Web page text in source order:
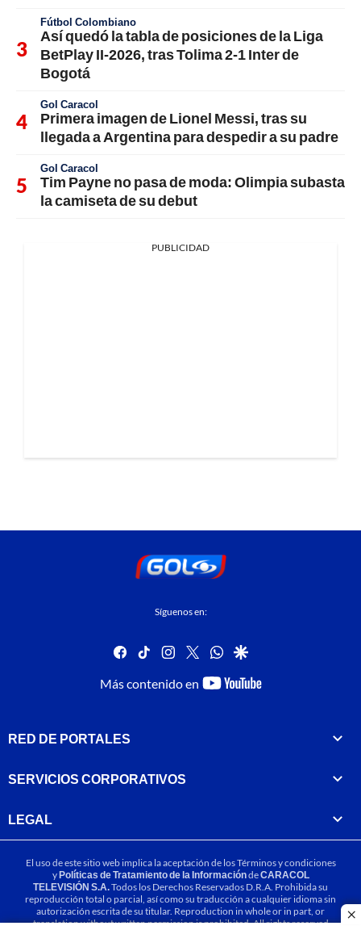
Fútbol Colombiano
Así quedó la tabla de posiciones de la Liga
BetPlay II-2026, tras Tolima 2-1 Inter de
Bogotá
Gol Caracol
Primera imagen de Lionel Messi, tras su
llegada a Argentina para despedir a su padre
Gol Caracol
Tim Payne no pasa de moda: Olimpia subasta
la camiseta de su debut
PUBLICIDAD
Síguenos en:
facebook
tiktok instagram
twitterwhatsapp
google
Más contenido en
youtube-
RED DE PORTALES
SERVICIOS CORPORATIVOS
LEGAL
El uso de este sitio web implica la aceptación de losTérminos y condiciones
yPolíticas de Tratamiento de la InformacióndeCARACOL
TELEVISIÓN S.A.Todos los Derechos Reservados D.R.A. Prohibida su
reproducción total o parcial, así como su traducción a cualquier idioma sin
autorización escrita de su titular. Reproduction in whole or in part, or
translation without written permission is prohibited. All rights reserved